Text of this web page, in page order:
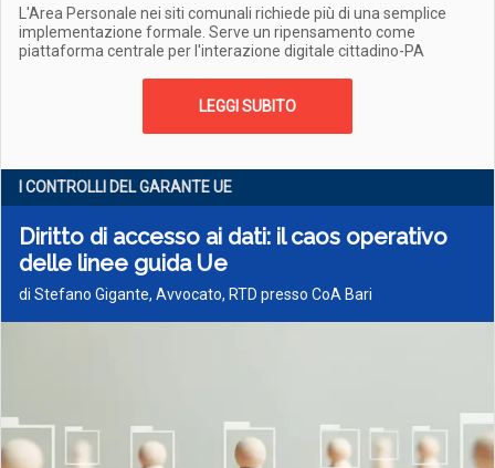
L'Area Personale nei siti comunali richiede più di una semplice
implementazione formale. Serve un ripensamento come
piattaforma centrale per l'interazione digitale cittadino-PA
LEGGI SUBITO
I CONTROLLI DEL GARANTE UE
Diritto di accesso ai dati: il caos operativo
delle linee guida Ue
di Stefano Gigante, Avvocato, RTD presso CoA Bari